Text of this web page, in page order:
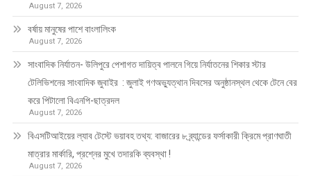
August 7, 2026
বর্ষায় মানুষের পাশে বাংলালিংক
August 7, 2026
সাংবাদিক নির্যাতন- উলিপুরে পেশাগত দায়িত্ব পালনে গিয়ে নির্যাতনের শিকার স্টার
টেলিভিশনের সাংবাদিক জুবাইর : জুলাই গণঅভ্যুত্থান দিবসের অনুষ্ঠানস্থল থেকে টেনে বের
করে পিটালো বিএনপি-ছাত্রদল
August 7, 2026
বিএসটিআইয়ের ল্যাব টেস্টে ভয়াবহ তথ্য: বাজারের ৮ ব্র্যান্ডের ফর্সাকারী ক্রিমে প্রাণঘাতী
মাত্রার মার্কারি, প্রশ্নের মুখে তদারকি ব্যবস্থা !
August 7, 2026